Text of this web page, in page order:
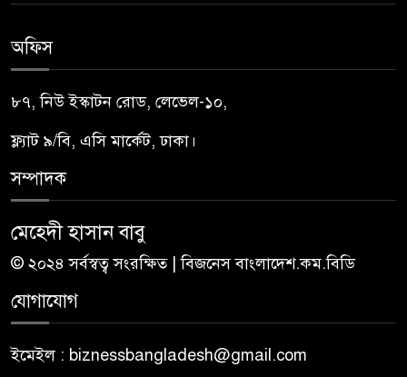
অফিস
৮৭, নিউ ইস্কাটন রোড, লেভেল-১০,
ফ্ল্যাট ৯/বি, এসি মার্কেট, ঢাকা।
সম্পাদক
মেহেদী হাসান বাবু
© ২০২৪ সর্বস্বত্ব সংরক্ষিত | বিজনেস বাংলাদেশ.কম.বিডি
যোগাযোগ
ইমেইল : biznessbangladesh@gmail.com